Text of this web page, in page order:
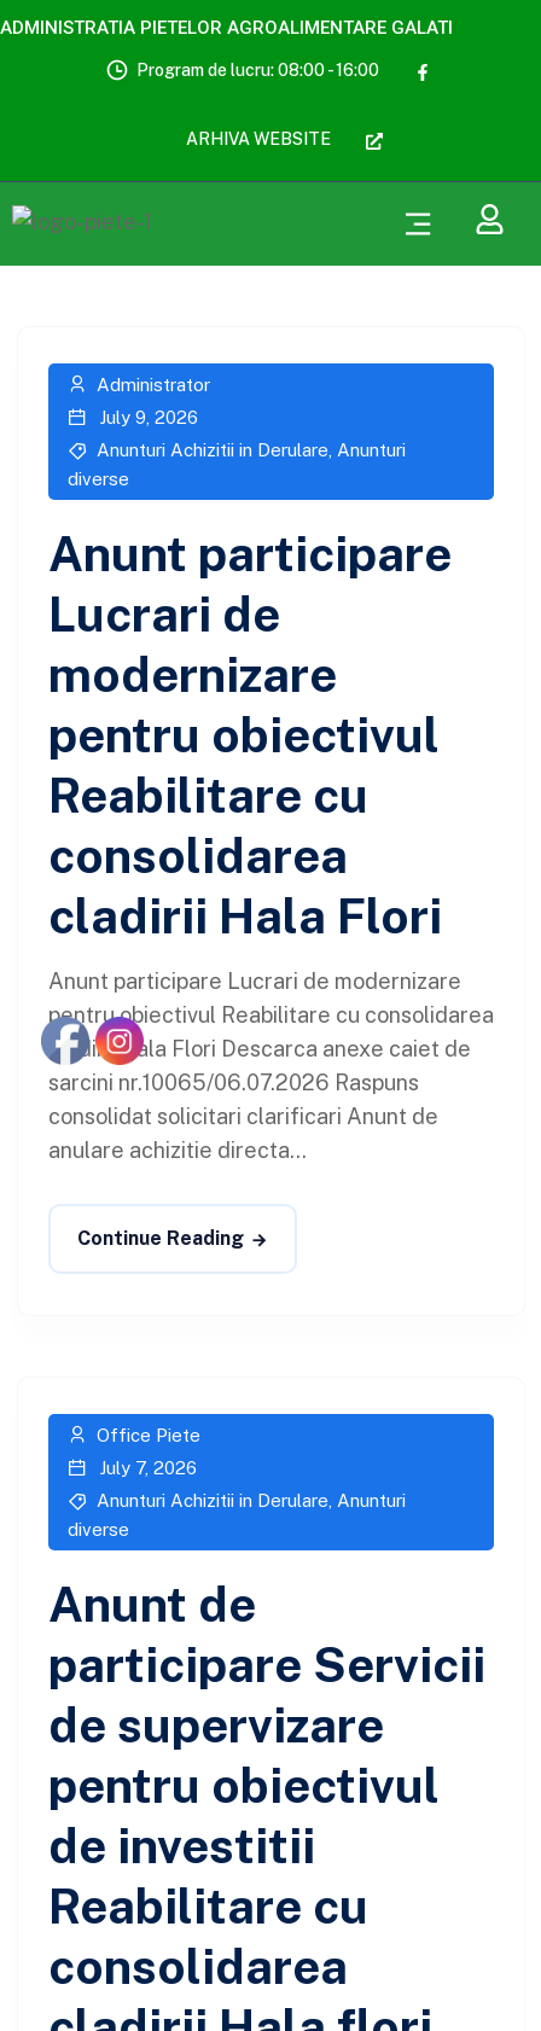
ADMINISTRATIA PIETELOR AGROALIMENTARE GALATI
Program de lucru: 08:00 - 16:00
ARHIVA WEBSITE
Administrator
July 9, 2026
Anunturi Achizitii in Derulare Anunturi
diverse
Anunt participare
Lucrari de
modernizare
pentru obiectivul
Reabilitare cu
consolidarea
cladirii Hala Flori
Anunt participare Lucrari de modernizare
pentru obiectivul Reabilitare cu consolidarea
cladirii Hala Flori Descarca anexe caiet de
sarcini nr.10065/06.07.2026 Raspuns
consolidat solicitari clarificari Anunt de
anulare achizitie directa...
Continue Reading
Office Piete
July 7, 2026
Anunturi Achizitii in Derulare Anunturi
diverse
Anunt de
participare Servicii
de supervizare
pentru obiectivul
de investitii
Reabilitare cu
consolidarea